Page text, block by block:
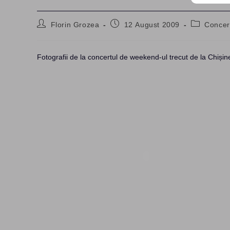
PostFlorin Grozea
Post12 August 2009
Post
Fotografii de la concertul de weekend-ul trecut de la